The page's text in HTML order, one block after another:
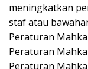
meningkatkan
staf atau
Peraturan
Peraturan
Peraturan